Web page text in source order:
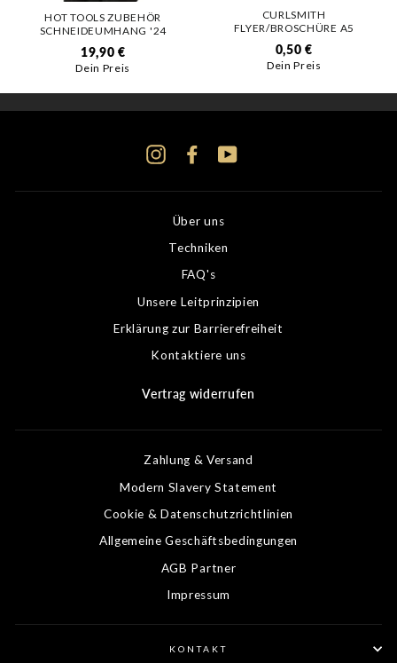
HOT TOOLS ZUBEHÖR
SCHNEIDEUMHANG '24
19,90 €
Dein Preis
CURLSMITH
FLYER/BROSCHÜRE A5
0,50 €
Dein Preis
InstagramFacebook
Über uns
Techniken
FAQ's
Unsere Leitprinzipien
Erklärung zur Barrierefreiheit
Kontaktiere uns
Vertrag widerrufen
Zahlung & Versand
Modern Slavery Statement
Cookie & Datenschutzrichtlinien
Allgemeine Geschäftsbedingungen
AGB Partner
Impressum
KONTAKT